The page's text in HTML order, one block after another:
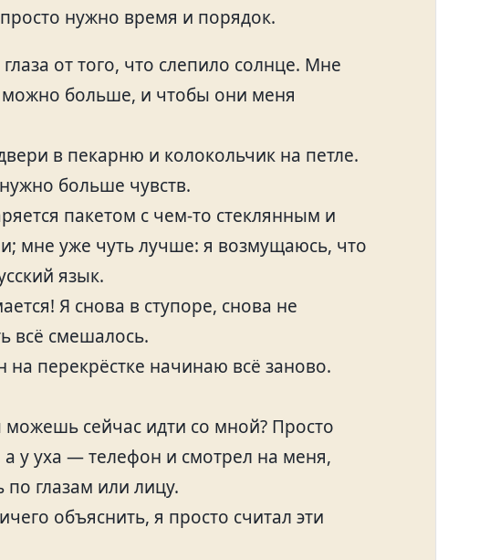
нужно время и порядок.
от того, что слепило солнце. Мне
больше, и чтобы они меня
в пекарню и колокольчик на петле.
больше чувств.
пакетом с чем‑то стеклянным и
мне уже чуть лучше: я возмущаюсь, что
язык.
Я снова в ступоре, снова не
всё смешалось.
перекрёстке начинаю всё заново.
сейчас идти со мной? Просто
у уха — телефон и смотрел на меня,
по глазам или лицу.
объяснить, я просто считал эти